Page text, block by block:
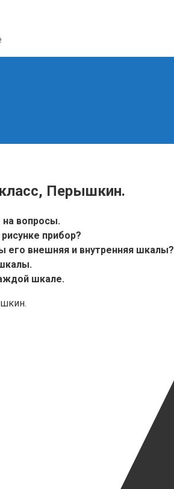
Перышкин.
на вопросы.
прибор?
его внешняя и внутренняя шкалы?
шкале.